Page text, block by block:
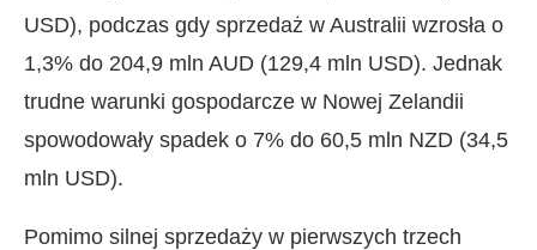
USD), podczas gdy sprzedaż w Australii wzrosła o
1,3% do 204,9 mln AUD (129,4 mln USD). Jednak
trudne warunki gospodarcze w Nowej Zelandii
spowodowały spadek o 7% do 60,5 mln NZD (34,5
mln USD).
Pomimo silnej sprzedaży w pierwszych trzech